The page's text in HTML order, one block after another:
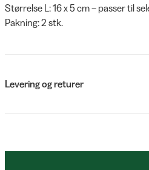
Størrelse L: 16 x 5 cm – passer til
Pakning: 2 stk.
Levering og returer